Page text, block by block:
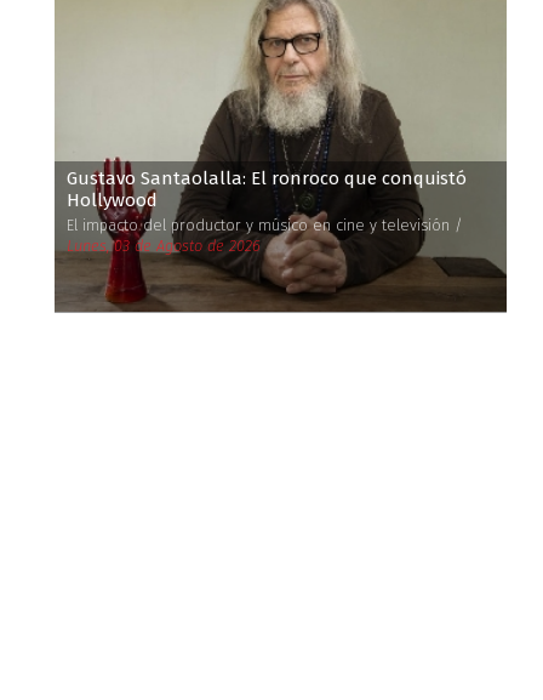
Gustavo Santaolalla: El ronroco que conquistó
Hollywood
El impacto del productor y músico en cine y televisión /
Lunes, 03 de Agosto de 2026